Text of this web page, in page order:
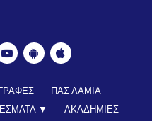
ΠΑΣ ΛΑΜΙΑ
▼
ΑΚΑΔΗΜΙΕΣ